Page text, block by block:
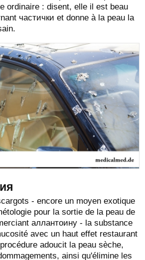
ordinaire : disent, elle il est beau
частички et donne à la peau la
- encore un moyen exotique
pour la sortie de la peau de
аллантоину - la substance
avec un haut effet restaurant
adoucit la peau sèche,
ainsi qu'élimine les